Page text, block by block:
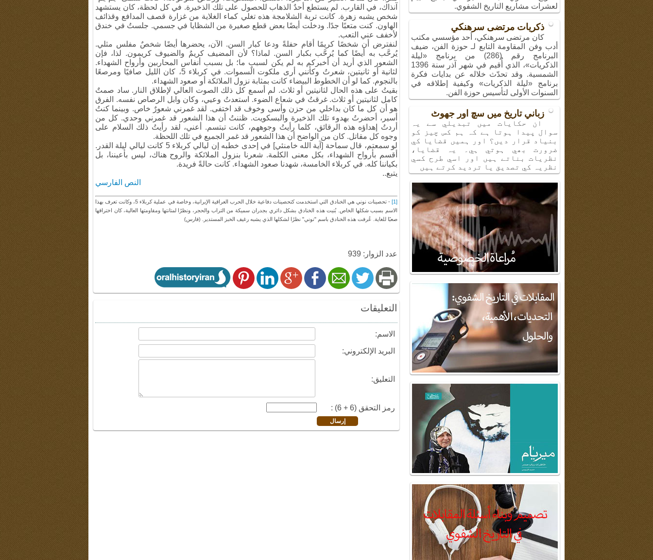
آنذاك، في القارب. لم يستطع أحدٌ الذهاب للحصول على تلك الذخيرة. في كل لحظة، كان يستشهد
شخص يشبه زهرة. كانت تربة الشلامجة هذه تغلي كماء الغلاية من غزارة قصف المدافع وقذائف
الهاون. كنت متعبًا جدًا. ودخلت أيضًا بعض قطع صغيرة من الشظايا في جسمي. جلستُ في خندق
لأخفف عني التعب.
لنفترض أن شخصًا كريمًا أقام حفلةً ودعا كبار السن. الآن، يحضرها أيضًا شخصٌ مفلس مثلي.
يُرحَّب به أيضًا كما يُرحَّب بكبار السن. لماذا؟ لأن المضيف كريمٌ والضيوف كريمون. لذا، فإن
الشعور الذي أريد أن أخبركم به لم يكن لسببٍ ما؛ بل بسبب أنفاس المحاربين وأرواح الشهداء.
لثانية أو ثانيتين، شعرتُ وكأنني أرى ملكوت السموات. في كربلاء 5، كان الليل صافيًا ومرصعًا
بالنجوم. كما لو أن الخطوط البيضاء كانت بمثابة نزول الملائكة أو صعود الشهداء.
بقيتُ على هذه الحال لثانيتين أو ثلاث. لم أسمع كل ذلك الصوت العالي لإطلاق النار. ساد صمتٌ
كامل لثانيتين أو ثلاث. غرقتُ في شعاع الضوء. استعدتُ وعيي، وكان وابل الرصاص نفسه. الفرق
هو أن كل ما كان بداخلي من حزن وأسى وخوف قد اختفى. لقد غمرني شعورٌ خاص. وبينما كنتُ
أسير، أحضرتُ بهدوء تلك الذخيرة والبسكويت. ظننتُ أن هذا الشعور قد غمرني وحدي. كل من
أردتُ إهداؤه هذه الرقائق، كلما رأيتُ وجوههم، كانت تبتسم. أعني، لقد رأيتُ ذلك السلام على
وجوه كل مقاتل. كان من الواضح أن هذا الشعور قد غمر الجميع في تلك اللحظة.
لو سمعتم، قال سماحة [آية الله خامنئي] في إحدى خطبه إن ليالي كربلاء 5 كانت ليالي ليلة القدر.
أقسم بأرواح الشهداء، بكل معنى الكلمة. شعرنا بنزول الملائكة والروح هناك، ليس بأعيننا، بل
بكياننا كله. في كربلاء الخامسة، شهدنا صعود الشهداء. كانت حالةً فريدة.
يتبع..
النص الفارسي
[1]
- تحصينات نوني هي الخنادق التي استخدمت كتحصينات دفاعية خلال الحرب العراقية الإيرانية، وخاصة في عملية كربلاء 5، وكانت تعرف بهذا
الاسم بسبب شكلها الخاص. بُنيت هذه الخنادق بشكل دائري بجدران سميكة من التراب والحجر، ونظرًا لمتانتها ومقاومتها العالية، كان اختراقها
صعبًا للغاية. عُرفت هذه الخنادق باسم "نوني" نظرًا لشكلها الذي يشبه رغيف الخبز المستدير. (فارس)
عدد الزوار: 939
التعليقات
الاسم:
البريد الإلكتروني:
التعليق:
رمز التحقق (6 + 6) :
لعشرات مشاريع التاريخ الشفوي.
ذكريات مرتضى سرهنكي
كان مرتضى سرهنكي، أحد مؤسسي مكتب
أدب وفن المقاومة التابع لـ حوزة الفن، ضيف
البرنامج رقم (286) من برنامج «ليلة
الذكريات»، الذي أُقيم في شهر آذر سنة 1396
الشمسية. وقد تحدّث خلاله عن بدايات فكرة
برنامج «ليلة الذكريات» وكيفية إطلاقه في
السنوات الأولى لتأسيس حوزة الفن.
زباني تاريخ ميں سچ اور جھوٹ
ان حكايات ميں تبديلي سے يہ
سوال پيدا ہوتا ہے كہ ہم كس چيز كو
بنياد قرار ديں؟ اور ہميں قضايا كي
ضرورت بھي ہوتي ہي۔ يہ قضايا،
نظريات بناتے ہيں اور اسي طرح كسي
نظريہ كي تصديق يا ترديد كرتے ہيں